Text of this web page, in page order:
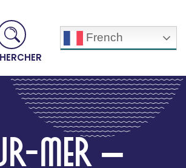
French
MER –